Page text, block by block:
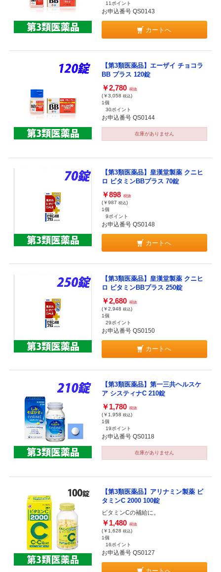
11ポイント
お申込番号 QS0143
カートへ
【第3類医薬品】エーザイ チョコラ
BB プラス 120錠
￥2,780 税抜
(￥3,058 税込)
1個
30ポイント
お申込番号 QS0144
在庫がありません
【第3類医薬品】皇漢堂製薬 クニヒ
ロ ビタミンBBプラス 70錠
￥898 税抜
(￥987 税込)
1個
9ポイント
お申込番号 QS0148
カートへ
【第3類医薬品】皇漢堂製薬 クニヒ
ロ ビタミンBBプラス 250錠
￥2,680 税抜
(￥2,948 税込)
1個
29ポイント
お申込番号 QS0150
カートへ
【第3類医薬品】第一三共ヘルスケ
ア システィナC 210錠
￥1,780 税抜
(￥1,958 税込)
1個
19ポイント
お申込番号 QS0118
在庫がありません
【第3類医薬品】アリナミン製薬 ビ
タミンC 2000 100錠
ビタミンCの補給に。
￥1,480 税抜
(￥1,628 税込)
1個
16ポイント
お申込番号 QS0127